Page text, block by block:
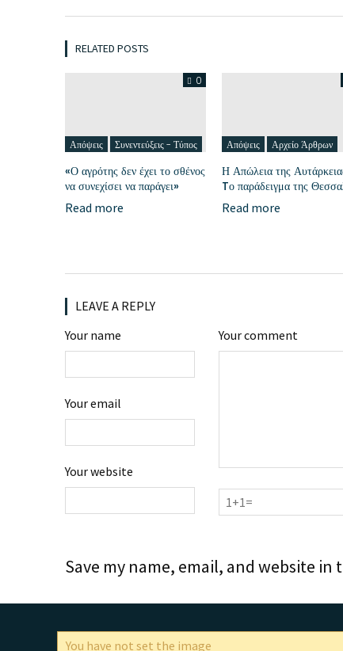
RELATED POSTS
0
Απόψεις Συνεντεύξεις - Τύπος
«Ο αγρότης δεν έχει το σθένος
να συνεχίσει να παράγει»
Read more
Απόψεις Αρχείο Άρθρων
Η Απώλεια της
Tο παράδειγμα της
Read more
LEAVE A REPLY
Your comment
Your name
Your email
Your website
Save my name, email, and website
You have not set the image